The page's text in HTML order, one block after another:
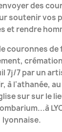
des
soutenir vos
et rendre
couronnes de
7j/7 par un
à l'athanée,
sur sur le
lyonnaise.